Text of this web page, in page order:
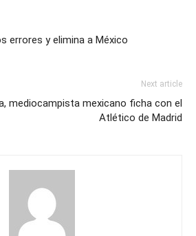
errores y elimina a México
Next article
mediocampista mexicano ficha con el
Atlético de Madrid